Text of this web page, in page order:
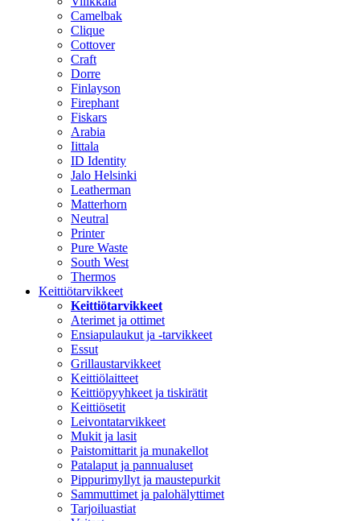
Camelbak
Clique
Cottover
Craft
Dorre
Finlayson
Firephant
Fiskars
Arabia
Iittala
ID Identity
Jalo Helsinki
Leatherman
Matterhorn
Neutral
Printer
Pure Waste
South West
Thermos
Keittiötarvikkeet
Keittiötarvikkeet
Aterimet ja ottimet
Ensiapulaukut ja -tarvikkeet
Essut
Grillaustarvikkeet
Keittiölaitteet
Keittiöpyyhkeet ja tiskirätit
Keittiösetit
Leivontatarvikkeet
Mukit ja lasit
Paistomittarit ja munakellot
Patalaput ja pannualuset
Pippurimyllyt ja maustepurkit
Sammuttimet ja palohälyttimet
Tarjoiluastiat